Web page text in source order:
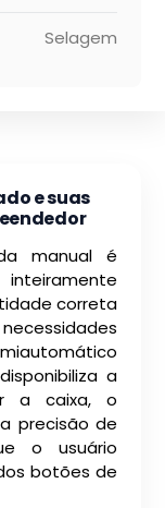
Selagem
e suas
manual é
correta
a
a caixa, o
precisão de
o usuário
botões de